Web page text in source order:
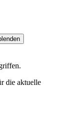
die aktuelle